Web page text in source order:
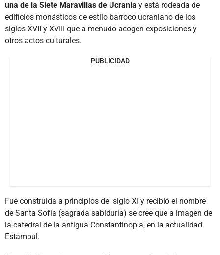
una de la Siete Maravillas de Ucrania y está rodeada de
edificios monásticos de estilo barroco ucraniano de los
siglos XVII y XVIII que a menudo acogen exposiciones y
otros actos culturales.
PUBLICIDAD
Fue construida a principios del siglo XI y recibió el nombre
de Santa Sofía (sagrada sabiduría) se cree que a imagen de
la catedral de la antigua Constantinopla, en la actualidad
Estambul.